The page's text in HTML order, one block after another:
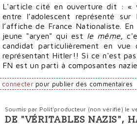
L'article cité en ouverture dit : «
entre l’adolescent représenté
l’affiche de France Nationaliste.
jeune "aryen" qui est le même ,
candidat particulièrement en
représentant Hitler!! Si ce n'est
FN est un parti à composantes
connecterpour publier des commentaires
Soumis par Polit'producteur (non vérifié) le
En
DE "VÉRITABLES NAZIS",